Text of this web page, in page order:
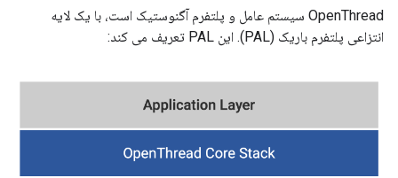
OpenThread سیستم عامل و پلتفرم آگنوستیک است، با یک لایه
انتزاعی پلتفرم باریک (PAL). این PAL تعریف می کند: